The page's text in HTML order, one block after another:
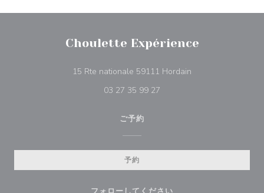
Choulette Expérience
15 Rte nationale 59111 Hordain
03 27 35 99 27
ご予約
予約